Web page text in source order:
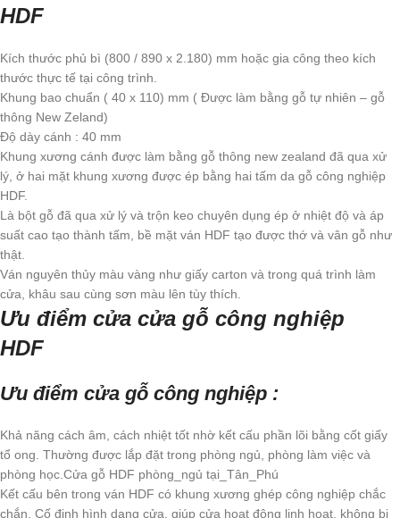
HDF
Kích thước phủ bì (800 / 890 x 2.180) mm hoặc gia công theo kích
thước thực tế tại công trình.
Khung bao chuẩn ( 40 x 110) mm ( Được làm bằng gỗ tự nhiên – gỗ
thông New Zeland)
Độ dày cánh : 40 mm
Khung xương cánh được làm bằng gỗ thông new zealand đã qua xử
lý, ở hai mặt khung xương được ép bằng hai tấm da gỗ công nghiệp
HDF.
Là bột gỗ đã qua xử lý và trộn keo chuyên dụng ép ở nhiệt độ và áp
suất cao tạo thành tấm, bề mặt ván HDF tạo được thớ và vân gỗ như
thật.
Ván nguyên thủy màu vàng như giấy carton và trong quá trình làm
cửa, khâu sau cùng sơn màu lên tùy thích.
Ưu điểm cửa cửa gỗ công nghiệp
HDF
Ưu điểm cửa gỗ công nghiệp :
Khả năng cách âm, cách nhiệt tốt nhờ kết cấu phần lõi bằng cốt giấy
tổ ong. Thường được lắp đặt trong phòng ngủ, phòng làm việc và
phòng học.Cửa gỗ HDF phòng_ngủ tại_Tân_Phú
Kết cấu bên trong ván HDF có khung xương ghép công nghiệp chắc
chắn. Cố định hình dạng cửa, giúp cửa hoạt động linh hoạt, không bị